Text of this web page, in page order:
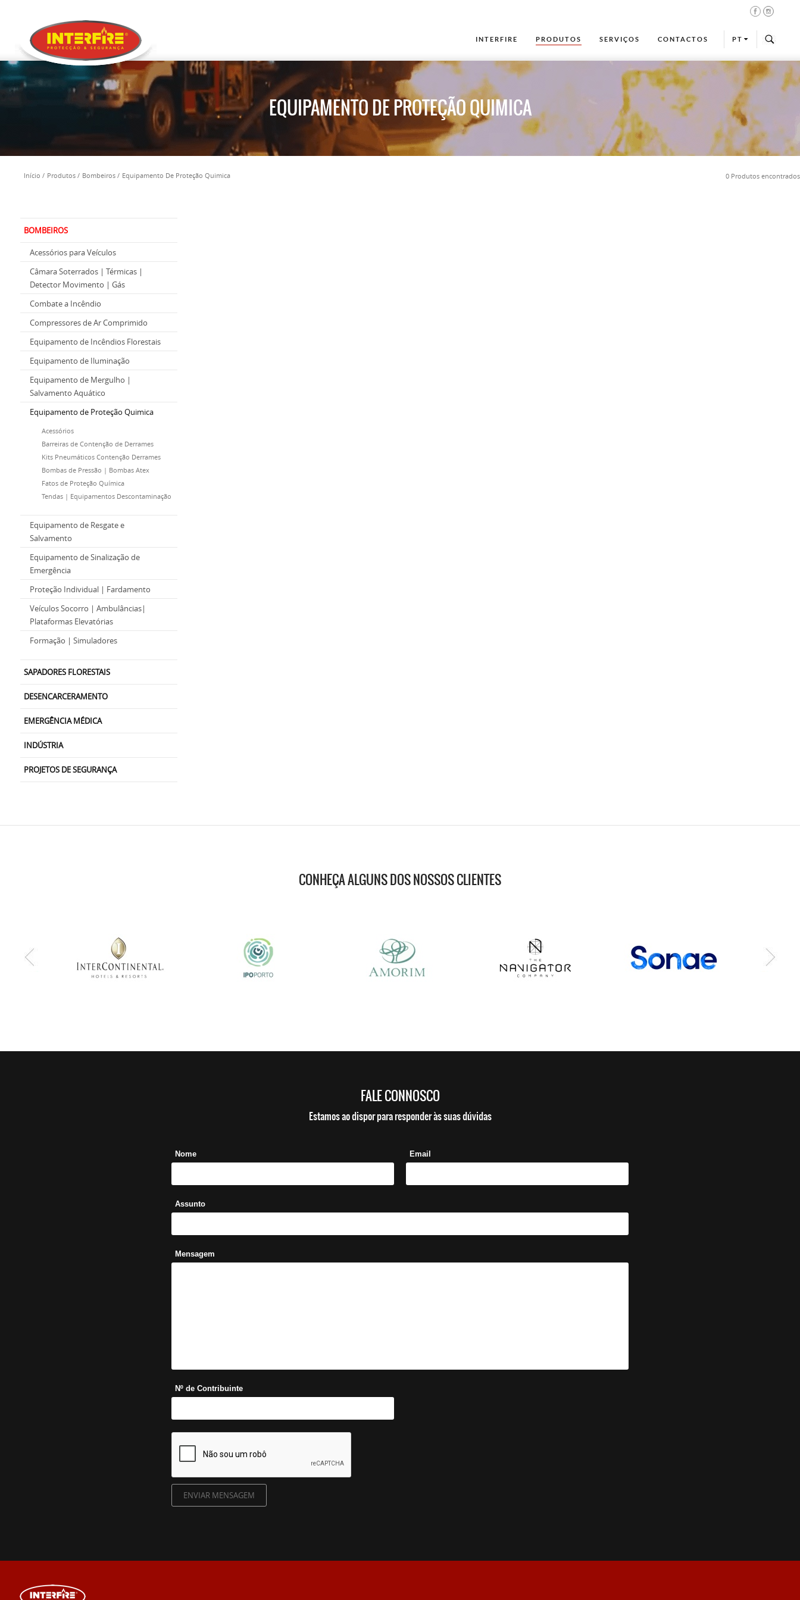
INTERFIRE PRODUTOS SERVIÇOS CONTACTOS PT
EQUIPAMENTO DE PROTEÇÃO QUIMICA
Início Produtos Bombeiros Equipamento De Proteção Quimica 0 Produtos encontrados
BOMBEIROS
Acessórios para Veículos
Câmara Soterrados | Térmicas |
Detector Movimento | Gás
Combate a Incêndio
Compressores de Ar Comprimido
Equipamento de Incêndios Florestais
Equipamento de Iluminação
Equipamento de Mergulho |
Salvamento Aquático
Equipamento de Proteção Quimica
Acessórios
Barreiras de Contenção de Derrames
Kits Pneumáticos Contenção Derrames
Bombas de Pressão | Bombas Atex
Fatos de Proteção Química
Tendas | Equipamentos Descontaminação
Equipamento de Resgate e
Salvamento
Equipamento de Sinalização de
Emergência
Proteção Individual | Fardamento
Veículos Socorro | Ambulâncias|
Plataformas Elevatórias
Formação | Simuladores
SAPADORES FLORESTAIS
DESENCARCERAMENTO
EMERGÊNCIA MÉDICA
INDÚSTRIA
PROJETOS DE SEGURANÇA
CONHEÇA ALGUNS DOS NOSSOS CLIENTES
FALE CONNOSCO
Estamos ao dispor para responder às suas dúvidas
Nome Email
Assunto
Mensagem
Nº de Contribuinte